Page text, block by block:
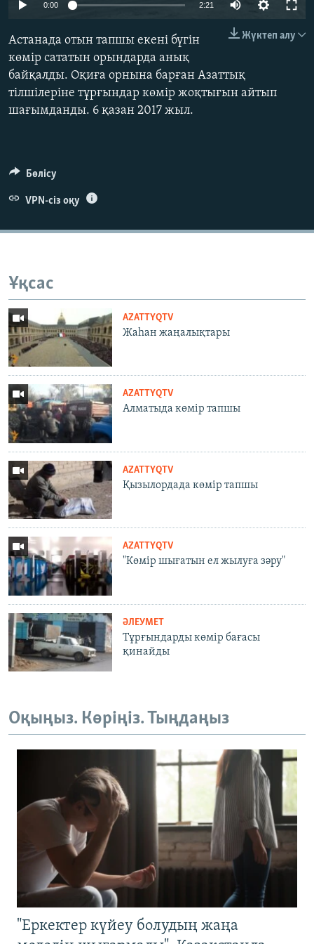
ЖАЗЫЛЫҢЫЗ
Басқа тілдерде
0:00 2:21
Жүктеп алу
Астанада отын тапшы екені бүгін
көмір сататын орындарда анық
байқалды. Оқиға орнына барған Азаттық
тілшілеріне тұрғындар көмір жоқтығын айтып
шағымданды. 6 қазан 2017 жыл.
Бөлісу
VPN-сіз оқу
Ұқсас
AZATTYQTV
Жаһан жаңалықтары
AZATTYQTV
Алматыда көмір тапшы
AZATTYQTV
Қызылордада көмір тапшы
AZATTYQTV
"Көмір шығатын ел жылуға зәру"
ӘЛЕУМЕТ
Тұрғындарды көмір бағасы
қинайды
Оқыңыз. Көріңіз. Тыңдаңыз
"Еркектер күйеу болудың жаңа